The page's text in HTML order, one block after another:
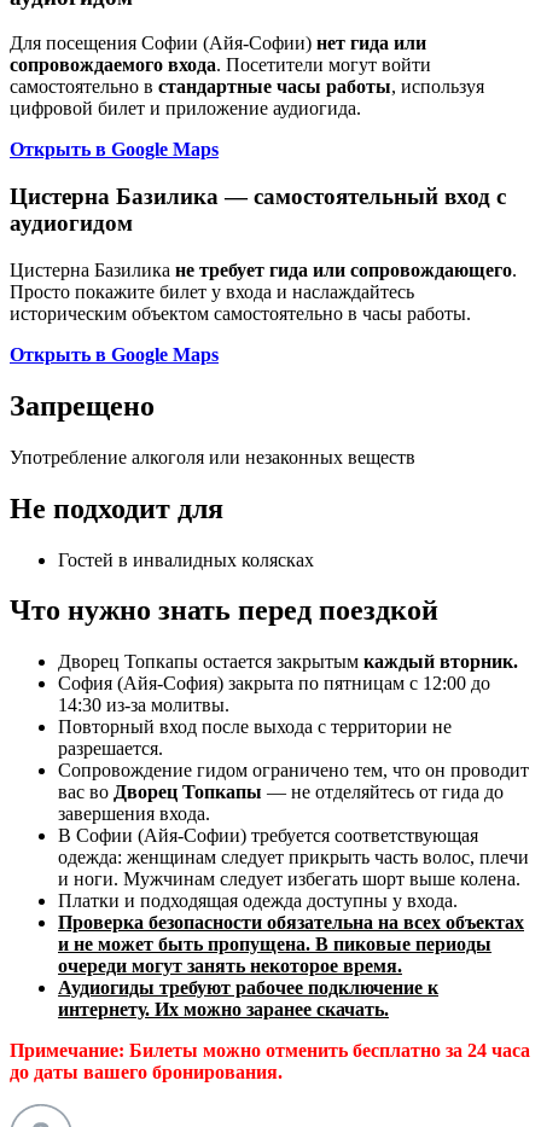
Для посещения Софии (Айя-Софии) нет гида или
сопровождаемого входа. Посетители могут войти
самостоятельно в стандартные часы работы, используя
цифровой билет и приложение аудиогида.
Открыть в Google Maps
Цистерна Базилика — самостоятельный вход с
аудиогидом
Цистерна Базилика не требует гида или сопровождающего.
Просто покажите билет у входа и наслаждайтесь
историческим объектом самостоятельно в часы работы.
Открыть в Google Maps
Запрещено
Употребление алкоголя или незаконных веществ
Не подходит для
Гостей в инвалидных колясках
Что нужно знать перед поездкой
Дворец Топкапы остается закрытым каждый вторник.
София (Айя-София) закрыта по пятницам с 12:00 до
14:30 из-за молитвы.
Повторный вход после выхода с территории не
разрешается.
Сопровождение гидом ограничено тем, что он проводит
вас во Дворец Топкапы — не отделяйтесь от гида до
завершения входа.
В Софии (Айя-Софии) требуется соответствующая
одежда: женщинам следует прикрыть часть волос, плечи
и ноги. Мужчинам следует избегать шорт выше колена.
Платки и подходящая одежда доступны у входа.
Проверка безопасности обязательна на всех объектах
и не может быть пропущена. В пиковые периоды
очереди могут занять некоторое время.
Аудиогиды требуют рабочее подключение к
интернету. Их можно заранее скачать.
Примечание: Билеты можно отменить бесплатно за 24 часа
до даты вашего бронирования.